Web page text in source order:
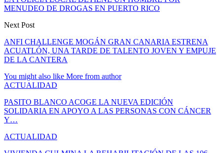
MENUDEO DE DROGAS EN PUERTO RICO
Next Post
ANFI CHALLENGE MOGÁN GRAN CANARIA ESTRENA
ACUATLÓN, UNA TARDE DE TALENTO JOVEN Y EMPUJE
DE LA CANTERA
You might also like More from author
ACTUALIDAD
PASITO BLANCO ACOGE LA NUEVA EDICIÓN
SOLIDARIA EN APOYO A LAS PERSONAS CON CÁNCER
Y…
ACTUALIDAD